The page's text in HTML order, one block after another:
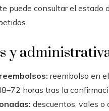
puede consultar el estado
y
reembolso en
horas tras la
descuentos, vales o